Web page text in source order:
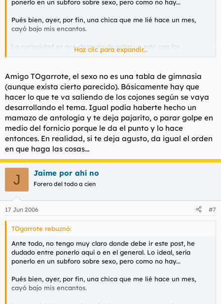
ponerlo en un subforo sobre sexo, pero como no hay...
Pués bien, ayer, por fin, una chica que me lié hace un mes,
cayó bajo mis encantos.
La curiosidad es que después de estar un rato con los
preliminares, ella no me toco " la palanquita" en ningún
sola" se puso a abrir el envoltorio del condón mientras yo
seguía con los calzoncillos puestos. La verdad es que me
acojone, una tia que no chupa, no es una tia que me interese.
-No tengas tanta prisa
- ¿ Que quieres que te haga ?
Sacando valor de donde no había y preparandome para oir el "
Es que a mí no me gusta chupar"....
- Podrías chuparmela.
- Es que no la conozco
Que cojones has de conocer, estas dispuesta a que te la
endose sin presentación previa y me sales con estas ahora....
- Te voy ha hacer un avance.
Me la la lamió un par de veces, me puso el condón, y al lio
Mi sorpresa y el motivo por el cual escribo este post es el
siguiente:
¿ Alguna vez os a pasado esto ? Por regla general, en todas mis
relaciones, primero venian las felaciones y después la
penetración, no al revés.
-
Haz clic para expandir...
Amigo TOgarrote, el sexo no es una tabla de gimnasia
(aunque exista cierto parecido). Básicamente hay que
hacer lo que te va saliendo de los cojones según se vaya
desarrollando el tema. Igual podía haberte hecho un
mamazo de antología y te deja pajarito, o parar golpe en
medio del fornicio porque le da el punto y lo hace
entonces. En realidad, si te deja agusto, da igual el orden
en que haga las cosas...
J Jaime por ahí no
Forero del todo a cien
17 Jun 2006 #7
TOgarrote rebuznó:
Ante todo, no tengo muy claro donde debe ir este post, he
dudado entre ponerlo aquí o en el general. Lo ideal, sería
ponerlo en un subforo sobre sexo, pero como no hay...
Pués bien, ayer, por fin, una chica que me lié hace un mes,
cayó bajo mis encantos.